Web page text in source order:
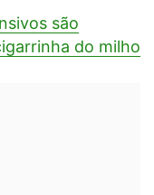
são
do milho